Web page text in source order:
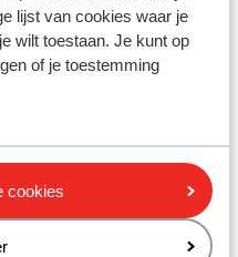
lijst van cookies waar je
wilt toestaan. Je kunt op
of je toestemming
cookies
van Europa,
-speelpark en
inLa Plagnein
en speciaal
je naar Italië? Dan is
autovrij, overzichtelijk en
Waar je ook heen
inclusief skipas, zodat
kan.